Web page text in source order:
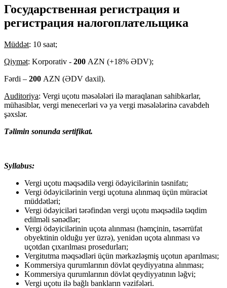
Государственная регистрация и
регистрация налогоплательщика
Müddət: 10 saat;
Qiymət: Korporativ - 200 AZN (+18% ƏDV);
Fərdi – 200 AZN (ƏDV daxil).
Auditoriya: Vergi uçotu məsələləri ilə maraqlanan sahibkarlar,
mühasiblər, vergi menecerləri və ya vergi məsələlərinə cavabdeh
şəxslər.
Təlimin sonunda sertifikat.
Syllabus:
Vergi uçotu məqsədilə vergi ödəyicilərinin təsnifatı;
Vergi ödəyicilərinin vergi uçotuna alınmaq üçün müraciət
müddətləri;
Vergi ödəyiciləri tərəfindən vergi uçotu məqsədilə təqdim
edilməli sənədlər;
Vergi ödəyicilərinin uçota alınması (həmçinin, təsərrüfat
obyektinin olduğu yer üzrə), yenidən uçota alınması və
uçotdan çıxarılması prosedurları;
Vergitutma məqsədləri üçün mərkəzləşmiş uçotun aparılması;
Kommersiya qurumlarının dövlət qeydiyyatına alınması;
Kommersiya qurumlarının dövlət qeydiyyatının ləğvi;
Vergi uçotu ilə bağlı bankların vəzifələri.